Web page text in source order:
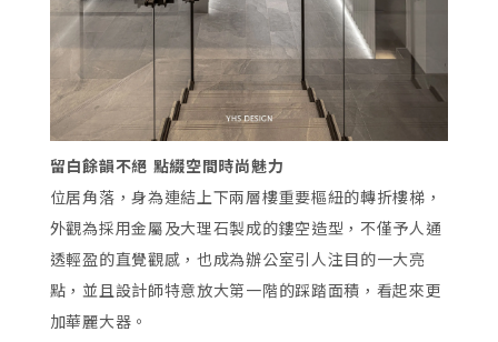
留白餘韻不絕 點綴空間時尚魅力
位居角落，身為連結上下兩層樓重要樞紐的轉折樓梯，
外觀為採用金屬及大理石製成的鏤空造型，不僅予人通
透輕盈的直覺觀感，也成為辦公室引人注目的一大亮
點，並且設計師特意放大第一階的踩踏面積，看起來更
加華麗大器。